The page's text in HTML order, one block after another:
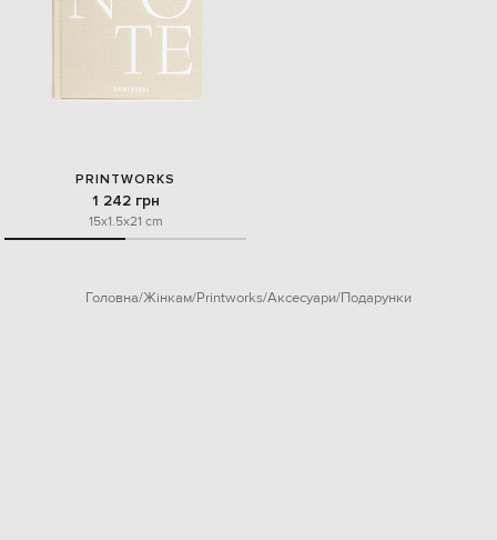
PRINTWORKS
1 242 грн
15x1.5x21 cm
Головна Жінкам Printworks Аксесуари Подарунки